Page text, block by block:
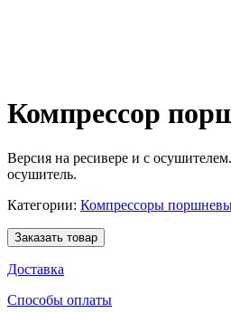
Компрессор
Версия на ресивере и с
осушитель.
Категории: Компрессоры
Заказать товар
Доставка
Способы оплаты